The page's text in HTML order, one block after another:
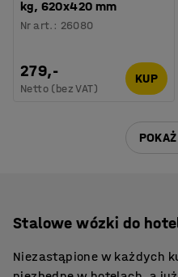
kg, 620x420 mm
Nr art. : 26080
279,-
Netto (bez VAT)
KUP
Stalowe wózki do
Niezastąpione w każdych